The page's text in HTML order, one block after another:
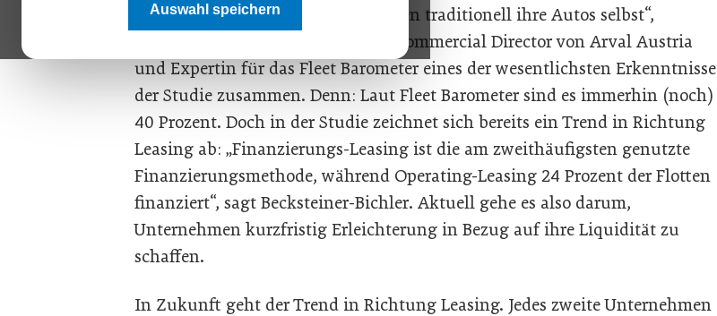
Auswahl speichern
„In Österreich finanzieren die Firmen traditionell ihre Autos selbst“,
fasst Brigitte Becksteiner-Bichler, Commercial Director von Arval Austria
und Expertin für das Fleet Barometer eines der wesentlichsten Erkenntnisse
der Studie zusammen. Denn: Laut Fleet Barometer sind es immerhin (noch)
40 Prozent. Doch in der Studie zeichnet sich bereits ein Trend in Richtung
Leasing ab: „Finanzierungs-Leasing ist die am zweithäufigsten genutzte
Finanzierungsmethode, während Operating-Leasing 24 Prozent der Flotten
finanziert“, sagt Becksteiner-Bichler. Aktuell gehe es also darum,
Unternehmen kurzfristig Erleichterung in Bezug auf ihre Liquidität zu
schaffen.
In Zukunft geht der Trend in Richtung Leasing. Jedes zweite Unternehmen